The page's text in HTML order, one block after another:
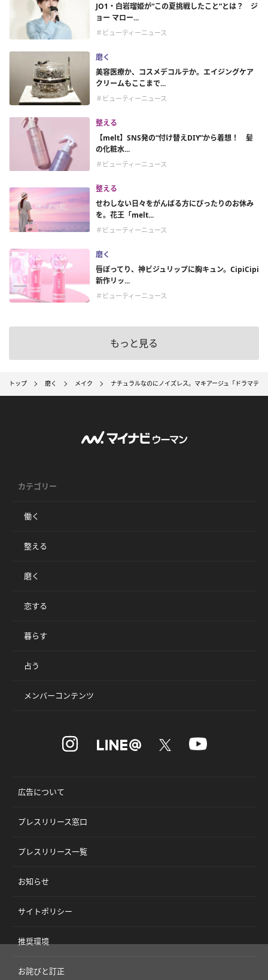
JO1・白岩瑠姫が“この夏挑戦したこと”とは？ ジ
ョー マロー...
＃ビューティーニュース
磨く
美容医療か、コスメデコルテか。エイジングケア
クリームもここまで...
＃ビューティーニュース
整える
【melt】SNS発の“付け替えDIY”から着想！ 髪
の化粧水...
＃ビューティーニュース
整える
せわしない日々をがんばる方にぴったりのお休み
を。花王「melt...
＃ビューティーニュース
磨く
唇ぽってり、神ビジュリップに胸キュン。CipiCipi
新作リッ...
＃ビューティーニュース
もっと見る
トップ 磨く メイク ナチュラルなのにノイズレス。マキアージュ「ドラマテ
カテゴリー
働く
整える
磨く
恋する
暮らす
占う
メンバーコンテンツ
広告について
プレスリリース窓口
プレスリリース一覧
お知らせ
サイトポリシー
推奨環境
お詫びと訂正